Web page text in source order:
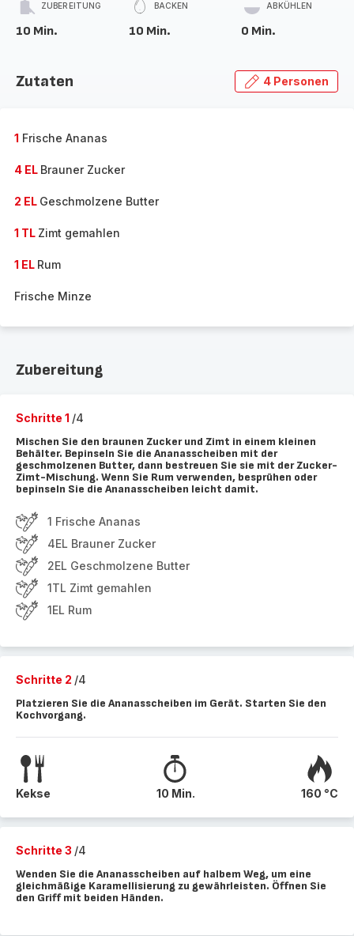
ZUBEREITUNG
10 Min.
BACKEN
10 Min.
ABKÜHLEN
0 Min.
Zutaten 4 Personen
1 Frische Ananas
4 EL Brauner Zucker
2 EL Geschmolzene Butter
1 TL Zimt gemahlen
1 EL Rum
Frische Minze
Zubereitung
Schritte 1 /4
Mischen Sie den braunen Zucker und Zimt in einem kleinen
Behälter. Bepinseln Sie die Ananasscheiben mit der
geschmolzenen Butter, dann bestreuen Sie sie mit der Zucker-
Zimt-Mischung. Wenn Sie Rum verwenden, besprühen oder
bepinseln Sie die Ananasscheiben leicht damit.
1 Frische Ananas
4EL Brauner Zucker
2EL Geschmolzene Butter
1TL Zimt gemahlen
1EL Rum
Schritte 2 /4
Platzieren Sie die Ananasscheiben im Gerät. Starten Sie den
Kochvorgang.
Kekse 10 Min. 160 °C
Schritte 3 /4
Wenden Sie die Ananasscheiben auf halbem Weg, um eine
gleichmäßige Karamellisierung zu gewährleisten. Öffnen Sie
den Griff mit beiden Händen.